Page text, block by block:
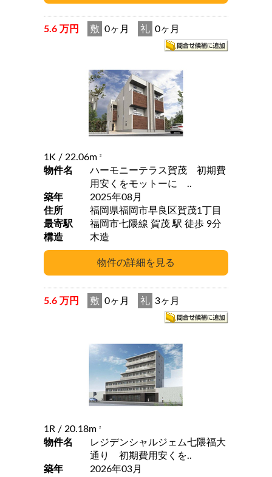
5.6 万円 敷 0ヶ月 礼 0ヶ月
1K / 22.06m 2
物件名
ハーモニーテラス賀茂 初期費
用安くをモットーに ..
築年
2025年08月
住所
福岡県福岡市早良区賀茂1丁目
最寄駅
福岡市七隈線 賀茂 駅 徒歩 9分
構造
木造
5.6 万円 敷 0ヶ月 礼 3ヶ月
1R / 20.18m 2
物件名
レジデンシャルジェム七隈福大
通り 初期費用安くを..
築年
2026年03月